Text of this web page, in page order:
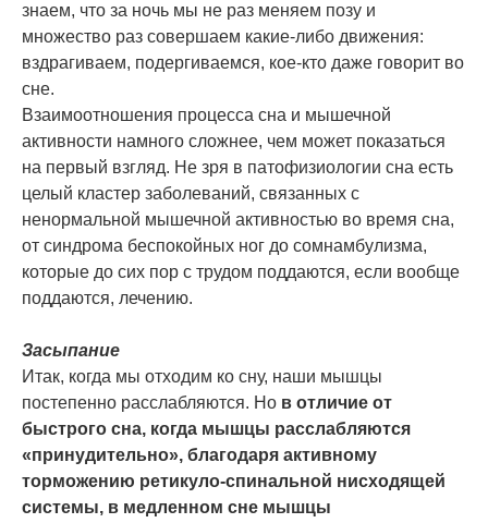
знаем, что за ночь мы не раз меняем позу и
множество раз совершаем какие-либо движения:
вздрагиваем, подергиваемся, кое-кто даже говорит во
сне.
Взаимоотношения процесса сна и мышечной
активности намного сложнее, чем может показаться
на первый взгляд. Не зря в патофизиологии сна есть
целый кластер заболеваний, связанных с
ненормальной мышечной активностью во время сна,
от синдрома беспокойных ног до сомнамбулизма,
которые до сих пор с трудом поддаются, если вообще
поддаются, лечению.
Засыпание
Итак, когда мы отходим ко сну, наши мышцы
постепенно расслабляются. Но в отличие от
быстрого сна, когда мышцы расслабляются
«принудительно», благодаря активному
торможению ретикуло-спинальной нисходящей
системы, в медленном сне мышцы